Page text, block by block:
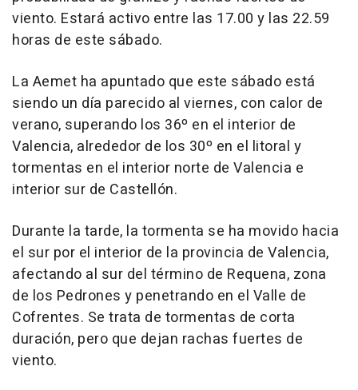
viento. Estará activo entre las 17.00 y las 22.59
horas de este sábado.
La Aemet ha apuntado que este sábado está
siendo un día parecido al viernes, con calor de
verano, superando los 36º en el interior de
Valencia, alrededor de los 30º en el litoral y
tormentas en el interior norte de Valencia e
interior sur de Castellón.
Durante la tarde, la tormenta se ha movido hacia
el sur por el interior de la provincia de Valencia,
afectando al sur del término de Requena, zona
de los Pedrones y penetrando en el Valle de
Cofrentes. Se trata de tormentas de corta
duración, pero que dejan rachas fuertes de
viento.